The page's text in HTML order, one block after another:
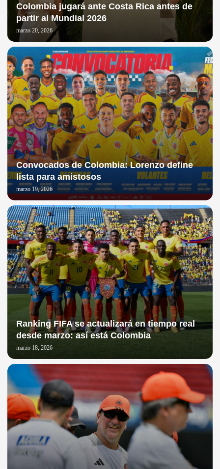
Colombia jugará ante Costa Rica antes de
partir al Mundial 2026
marzo 20, 2026
Convocados de Colombia: Lorenzo define
lista para amistosos
marzo 19, 2026
Ranking FIFA se actualizará en tiempo real
desde marzo: así está Colombia
marzo 18, 2026